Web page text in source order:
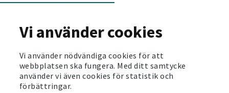
Vi använder cookies
Vi använder nödvändiga cookies för att
webbplatsen ska fungera. Med ditt samtycke
använder vi även cookies för statistik och
förbättringar.
Så här ser vi på hållbarhet. Läs vår
Läs mer
2026-05-28
Svensk pensionsfond investerar en miljard för
stärkta boendemiljöer